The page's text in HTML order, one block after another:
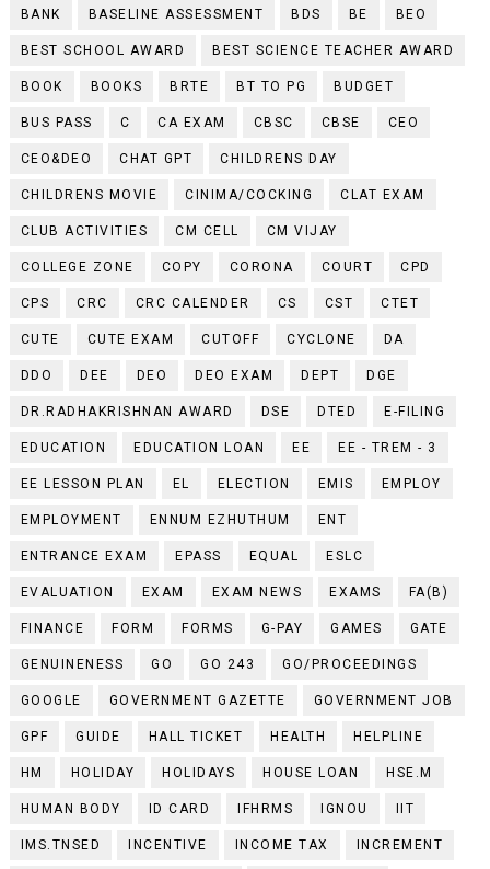
BANK BASELINE ASSESSMENT BDS BE BEO
BEST SCHOOL AWARD BEST SCIENCE TEACHER AWARD
BOOK BOOKS BRTE BT TO PG BUDGET
BUS PASS C CA EXAM CBSC CBSE CEO
CEO&DEO CHAT GPT CHILDRENS DAY
CHILDRENS MOVIE CINIMA/COCKING CLAT EXAM
CLUB ACTIVITIES CM CELL CM VIJAY
COLLEGE ZONE COPY CORONA COURT CPD
CPS CRC CRC CALENDER CS CST CTET
CUTE CUTE EXAM CUTOFF CYCLONE DA
DDO DEE DEO DEO EXAM DEPT DGE
DR.RADHAKRISHNAN AWARD DSE DTED E-FILING
EDUCATION EDUCATION LOAN EE EE - TREM - 3
EE LESSON PLAN EL ELECTION EMIS EMPLOY
EMPLOYMENT ENNUM EZHUTHUM ENT
ENTRANCE EXAM EPASS EQUAL ESLC
EVALUATION EXAM EXAM NEWS EXAMS FA(B)
FINANCE FORM FORMS G-PAY GAMES GATE
GENUINENESS GO GO 243 GO/PROCEEDINGS
GOOGLE GOVERNMENT GAZETTE GOVERNMENT JOB
GPF GUIDE HALL TICKET HEALTH HELPLINE
HM HOLIDAY HOLIDAYS HOUSE LOAN HSE.M
HUMAN BODY ID CARD IFHRMS IGNOU IIT
IMS.TNSED INCENTIVE INCOME TAX INCREMENT